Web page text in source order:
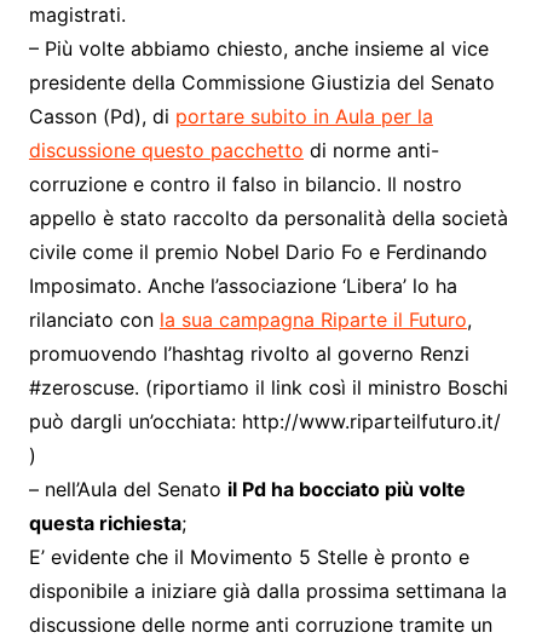
magistrati.
– Più volte abbiamo chiesto, anche insieme al vice
presidente della Commissione Giustizia del Senato
Casson (Pd), di portare subito in Aula per la
discussione questo pacchetto di norme anti-
corruzione e contro il falso in bilancio. Il nostro
appello è stato raccolto da personalità della società
civile come il premio Nobel Dario Fo e Ferdinando
Imposimato. Anche l’associazione ‘Libera’ lo ha
rilanciato con la sua campagna Riparte il Futuro,
promuovendo l’hashtag rivolto al governo Renzi
#zeroscuse. (riportiamo il link così il ministro Boschi
può dargli un’occhiata: http://www.riparteilfuturo.it/
)
– nell’Aula del Senato il Pd ha bocciato più volte
questa richiesta;
E’ evidente che il Movimento 5 Stelle è pronto e
disponibile a iniziare già dalla prossima settimana la
discussione delle norme anti corruzione tramite un